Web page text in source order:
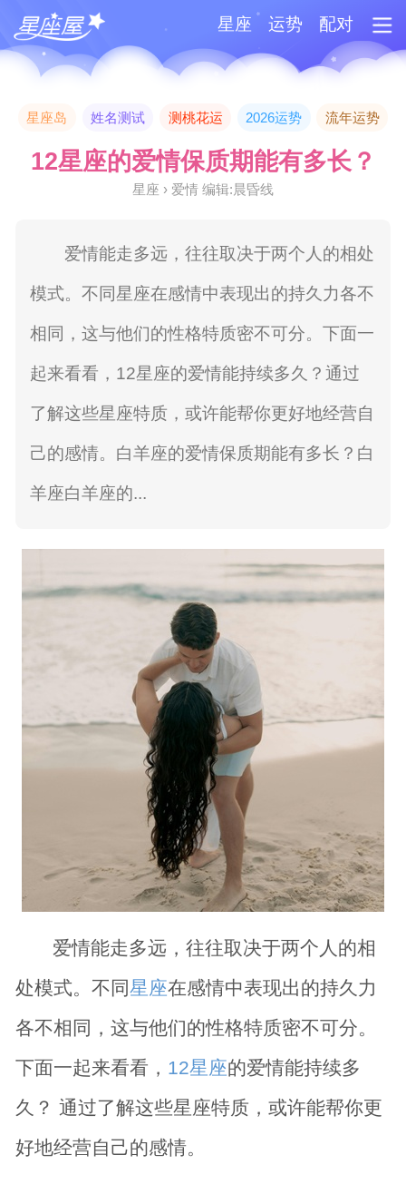
星座 运势 配对
星座岛 姓名测试 测桃花运 2026运势 流年运势
12星座的爱情保质期能有多长？
星座 › 爱情 编辑:晨昏线
爱情能走多远，往往取决于两个人的相处
模式。不同星座在感情中表现出的持久力各不
相同，这与他们的性格特质密不可分。下面一
起来看看，12星座的爱情能持续多久？通过
了解这些星座特质，或许能帮你更好地经营自
己的感情。白羊座的爱情保质期能有多长？白
羊座白羊座的...
爱情能走多远，往往取决于两个人的相
处模式。不同星座在感情中表现出的持久力
各不相同，这与他们的性格特质密不可分。
下面一起来看看， 12星座的爱情能持续多
久？ 通过了解这些星座特质，或许能帮你更
好地经营自己的感情。